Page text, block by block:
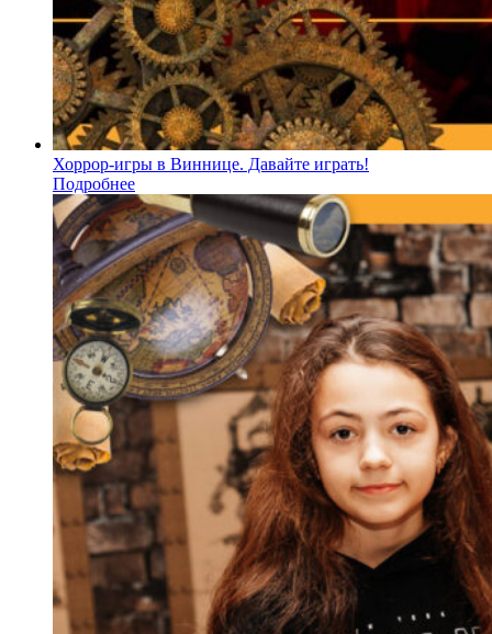
Хоррор-игры в Виннице. Давайте играть!
Подробнее